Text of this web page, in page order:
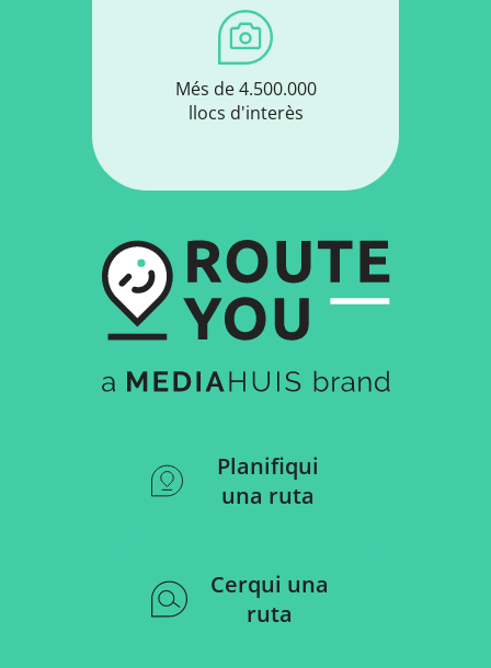
Més de 4.500.000
llocs d'interès
Planifiqui
una ruta
Cerqui una
ruta